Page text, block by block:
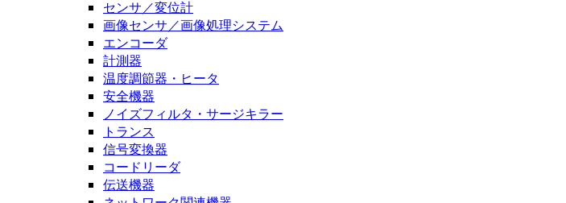
センサ／変位計
画像センサ／画像処理システム
エンコーダ
計測器
温度調節器・ヒータ
安全機器
ノイズフィルタ・サージキラー
トランス
信号変換器
コードリーダ
伝送機器